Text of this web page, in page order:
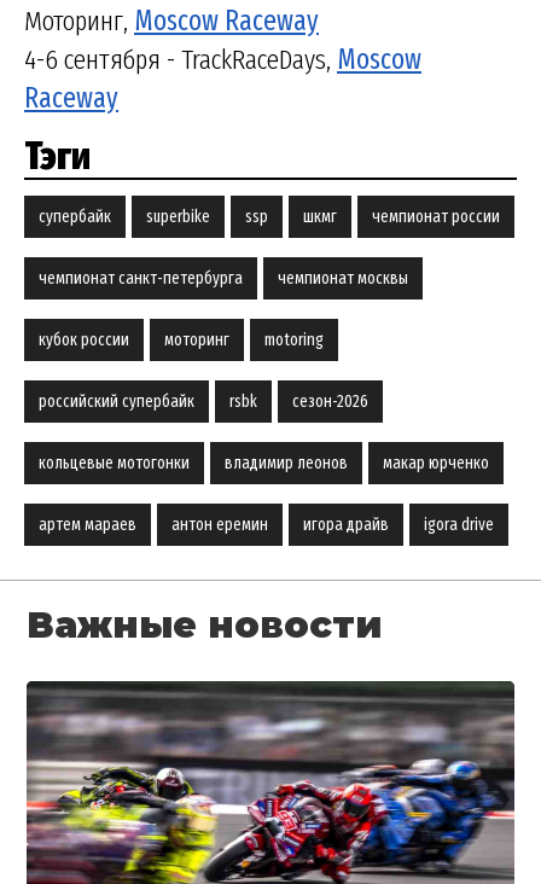
Моторинг, Moscow Raceway
4-6 сентября - TrackRaceDays, Moscow
Raceway
Тэги
супербайк superbike ssp шкмг чемпионат россии
чемпионат санкт-петербурга чемпионат москвы
кубок россии моторинг motoring
российский супербайк rsbk сезон-2026
кольцевые мотогонки владимир леонов макар юрченко
артем мараев антон еремин игора драйв igora drive
Важные новости